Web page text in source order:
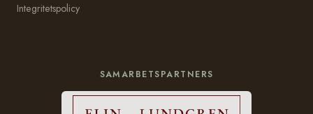
Integritetspolicy
SAMARBETSPARTNERS